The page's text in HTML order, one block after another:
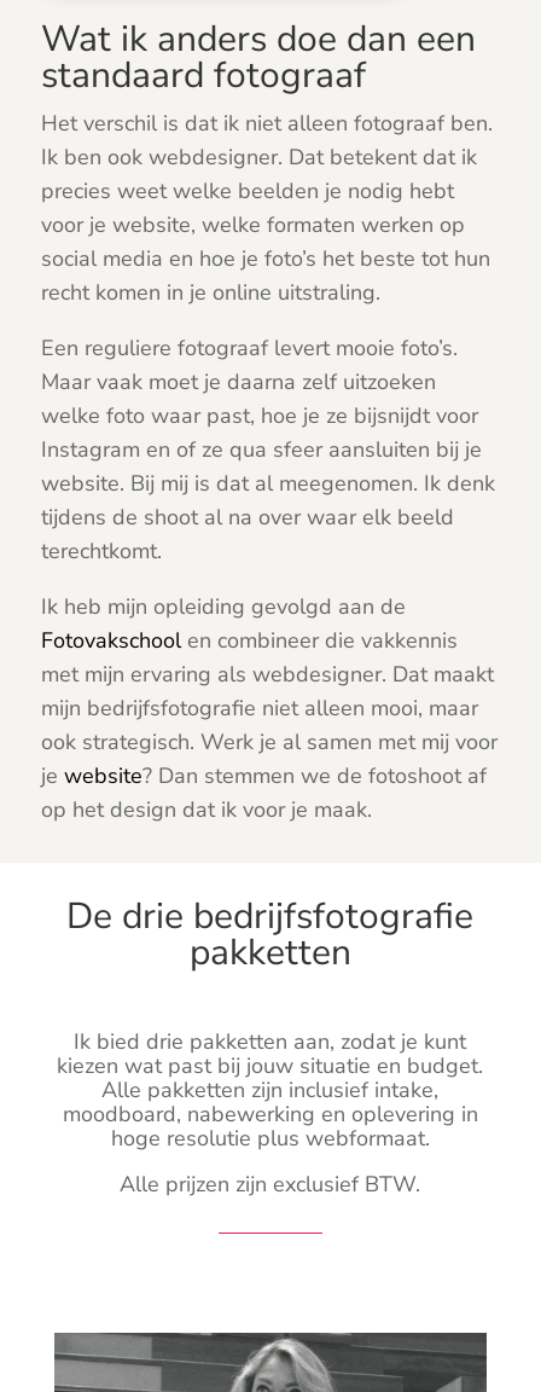
Wat ik anders doe dan een
standaard fotograaf
Het verschil is dat ik niet alleen fotograaf ben.
Ik ben ook webdesigner. Dat betekent dat ik
precies weet welke beelden je nodig hebt
voor je website, welke formaten werken op
social media en hoe je foto’s het beste tot hun
recht komen in je online uitstraling.
Een reguliere fotograaf levert mooie foto’s.
Maar vaak moet je daarna zelf uitzoeken
welke foto waar past, hoe je ze bijsnijdt voor
Instagram en of ze qua sfeer aansluiten bij je
website. Bij mij is dat al meegenomen. Ik denk
tijdens de shoot al na over waar elk beeld
terechtkomt.
Ik heb mijn opleiding gevolgd aan de
Fotovakschoolen combineer die vakkennis
met mijn ervaring als webdesigner. Dat maakt
mijn bedrijfsfotografie niet alleen mooi, maar
ook strategisch. Werk je al samen met mij voor
je website? Dan stemmen we de fotoshoot af
op het design dat ik voor je maak.
De drie bedrijfsfotografie
pakketten
Ik bied drie pakketten aan, zodat je kunt
kiezen wat past bij jouw situatie en budget.
Alle pakketten zijn inclusief intake,
moodboard, nabewerking en oplevering in
hoge resolutie plus webformaat.
Alle prijzen zijn exclusief BTW.